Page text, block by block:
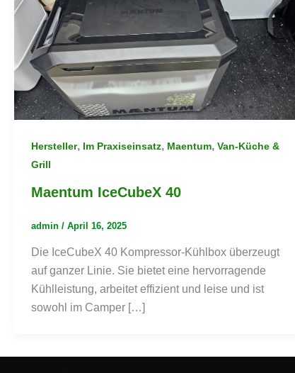
Hersteller, Im Praxiseinsatz, Maentum, Van-Küche &
Grill
Maentum IceCubeX 40
admin / April 16, 2025
Die IceCubeX 40 Kompressor-Kühlbox überzeugt
auf ganzer Linie. Sie bietet eine hervorragende
Kühlleistung, arbeitet effizient und leise und ist
sowohl im Camper […]